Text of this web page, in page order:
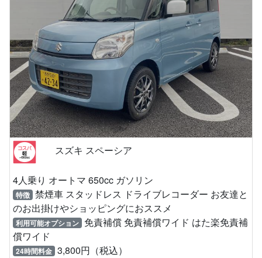
スズキ スペーシア
4人乗り オートマ 650cc ガソリン
特徴 禁煙車 スタッドレス ドライブレコーダー お友達と
のお出掛けやショッピングにおススメ
利用可能オプション 免責補償 免責補償ワイド はた楽免責補
償ワイド
24時間料金 3,800円（税込）